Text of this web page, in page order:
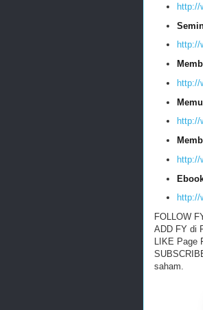
http://
http://
http://
http://
http://
http://
FOLLOW
ADD FY di
LIKE Page
saham.